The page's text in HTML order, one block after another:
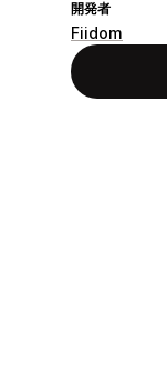
開発者
Fiidom